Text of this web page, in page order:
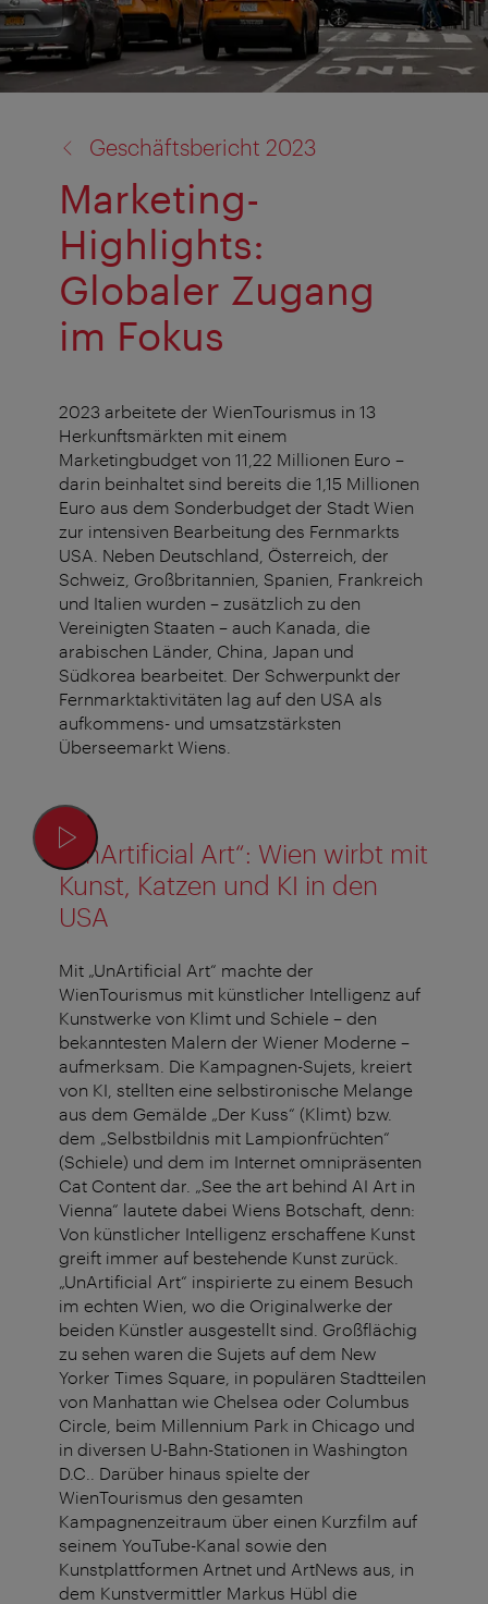
Geschäftsbericht 2023
Marketing-
Highlights:
Globaler Zugang
im Fokus
2023 arbeitete der WienTourismus in 13
Herkunftsmärkten mit einem
Marketingbudget von 11,22 Millionen Euro –
darin beinhaltet sind bereits die 1,15 Millionen
Euro aus dem Sonderbudget der Stadt Wien
zur intensiven Bearbeitung des Fernmarkts
USA. Neben Deutschland, Österreich, der
Schweiz, Großbritannien, Spanien, Frankreich
und Italien wurden – zusätzlich zu den
Vereinigten Staaten – auch Kanada, die
arabischen Länder, China, Japan und
Südkorea bearbeitet. Der Schwerpunkt der
Fernmarktaktivitäten lag auf den USA als
aufkommens- und umsatzstärksten
Überseemarkt Wiens.
„UnArtificial Art“: Wien wirbt mit
Kunst, Katzen und KI in den
USA
Mit „UnArtificial Art“ machte der
WienTourismus mit künstlicher Intelligenz auf
Kunstwerke von Klimt und Schiele – den
bekanntesten Malern der Wiener Moderne –
aufmerksam. Die Kampagnen-Sujets, kreiert
von KI, stellten eine selbstironische Melange
aus dem Gemälde „Der Kuss“ (Klimt) bzw.
dem „Selbstbildnis mit Lampionfrüchten“
(Schiele) und dem im Internet omnipräsenten
Cat Content dar. „See the art behind AI Art in
Vienna“ lautete dabei Wiens Botschaft, denn:
Von künstlicher Intelligenz erschaffene Kunst
greift immer auf bestehende Kunst zurück.
„UnArtificial Art“ inspirierte zu einem Besuch
im echten Wien, wo die Originalwerke der
beiden Künstler ausgestellt sind. Großflächig
zu sehen waren die Sujets auf dem New
Yorker Times Square, in populären Stadtteilen
von Manhattan wie Chelsea oder Columbus
Circle, beim Millennium Park in Chicago und
in diversen U-Bahn-Stationen in Washington
D.C.. Darüber hinaus spielte der
WienTourismus den gesamten
Kampagnenzeitraum über einen Kurzfilm auf
seinem YouTube-Kanal sowie den
Kunstplattformen Artnet und ArtNews aus, in
dem Kunstvermittler Markus Hübl die